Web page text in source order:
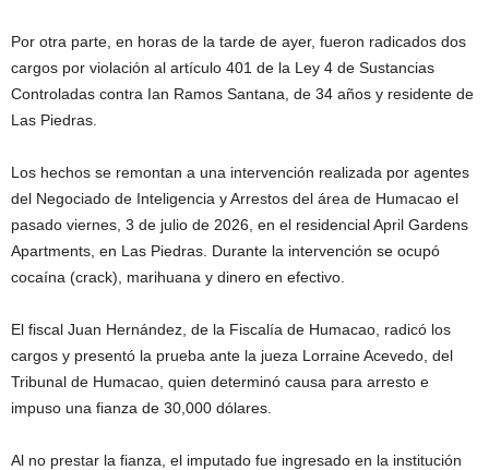
Por otra parte, en horas de la tarde de ayer, fueron radicados dos
cargos por violación al artículo 401 de la Ley 4 de Sustancias
Controladas contra Ian Ramos Santana, de 34 años y residente de
Las Piedras.
Los hechos se remontan a una intervención realizada por agentes
del Negociado de Inteligencia y Arrestos del área de Humacao el
pasado viernes, 3 de julio de 2026, en el residencial April Gardens
Apartments, en Las Piedras. Durante la intervención se ocupó
cocaína (crack), marihuana y dinero en efectivo.
El fiscal Juan Hernández, de la Fiscalía de Humacao, radicó los
cargos y presentó la prueba ante la jueza Lorraine Acevedo, del
Tribunal de Humacao, quien determinó causa para arresto e
impuso una fianza de 30,000 dólares.
Al no prestar la fianza, el imputado fue ingresado en la institución